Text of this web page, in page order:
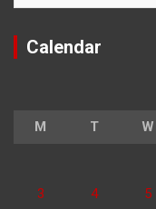
Calendar
M T W
3 4 5